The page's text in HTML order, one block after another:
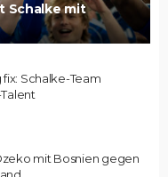
Schalke mit
Schalke-Team
mit Bosnien gegen